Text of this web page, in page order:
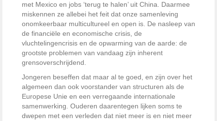
met Mexico en jobs ‘terug te halen’ uit China. Daarmee
miskennen ze allebei het feit dat onze samenleving
onomkeerbaar multicultureel en open is. De nasleep van
de financiële en economische crisis, de
vluchtelingencrisis en de opwarming van de aarde: de
grootste problemen van vandaag zijn inherent
grensoverschrijdend.
Jongeren beseffen dat maar al te goed, en zijn over het
algemeen dan ook voorstander van structuren als de
Europese Unie en een verregaande internationale
samenwerking. Ouderen daarentegen lijken soms te
dwepen met een verleden dat niet meer is en niet meer